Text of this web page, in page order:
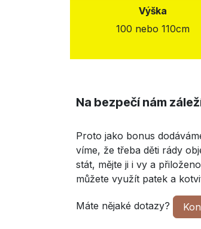
Na bezpečí nám
Proto jako bonus
víme, že třeba děti rády
stát, mějte ji i vy a
můžete využít patek a
Máte nějaké dotazy?
Výška
100 nebo 110cm